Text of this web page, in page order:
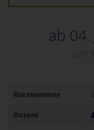
ab
um
Kursnummer
Dozent